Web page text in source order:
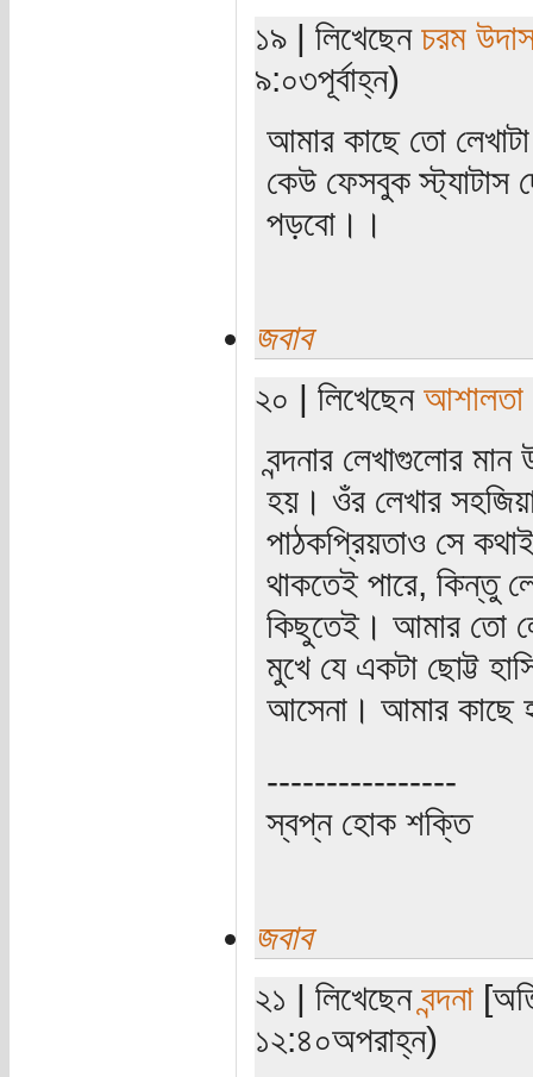
১৯ | লিখেছেন চরম
৯:০৩পূর্বাহ্ন)
আমার কাছে তো
কেউ ফেসবুক স্ট্যাটাস
পড়বো।।
জবাব
২০ | লিখেছেন আশালতা
বন্দনার লেখাগুলোর
হয়। ওঁর লেখার
পাঠকপ্রিয়তাও সে
থাকতেই পারে, কিন্তু
কিছুতেই। আমার তো
মুখে যে একটা ছোট্ট
আসেনা। আমার কাছে
----------------
স্বপ্ন হোক শক্তি
জবাব
২১ | লিখেছেনবন্দনা
১২:৪০অপরাহ্ন)